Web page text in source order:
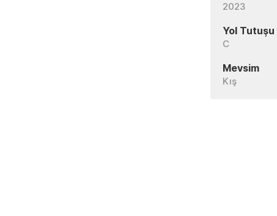
2023
Yol Tutuşu
C
Mevsim
Kış